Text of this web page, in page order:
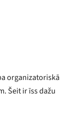
organizatoriskā
Šeit ir īss dažu